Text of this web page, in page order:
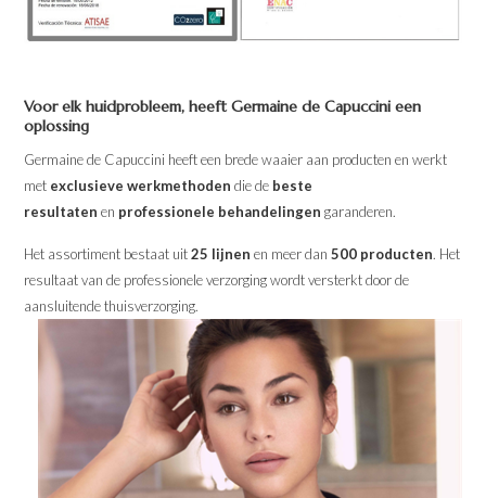
Voor elk huidprobleem, heeft Germaine de Capuccini een
oplossing
Germaine de Capuccini heeft een brede waaier aan producten en werkt
met exclusieve werkmethodendie de beste
resultaten en professionele behandelingen garanderen.
Het assortiment bestaat uit25 lijnen en meer dan500 producten. Het
resultaat van de professionele verzorging wordt versterkt door de
aansluitende thuisverzorging.